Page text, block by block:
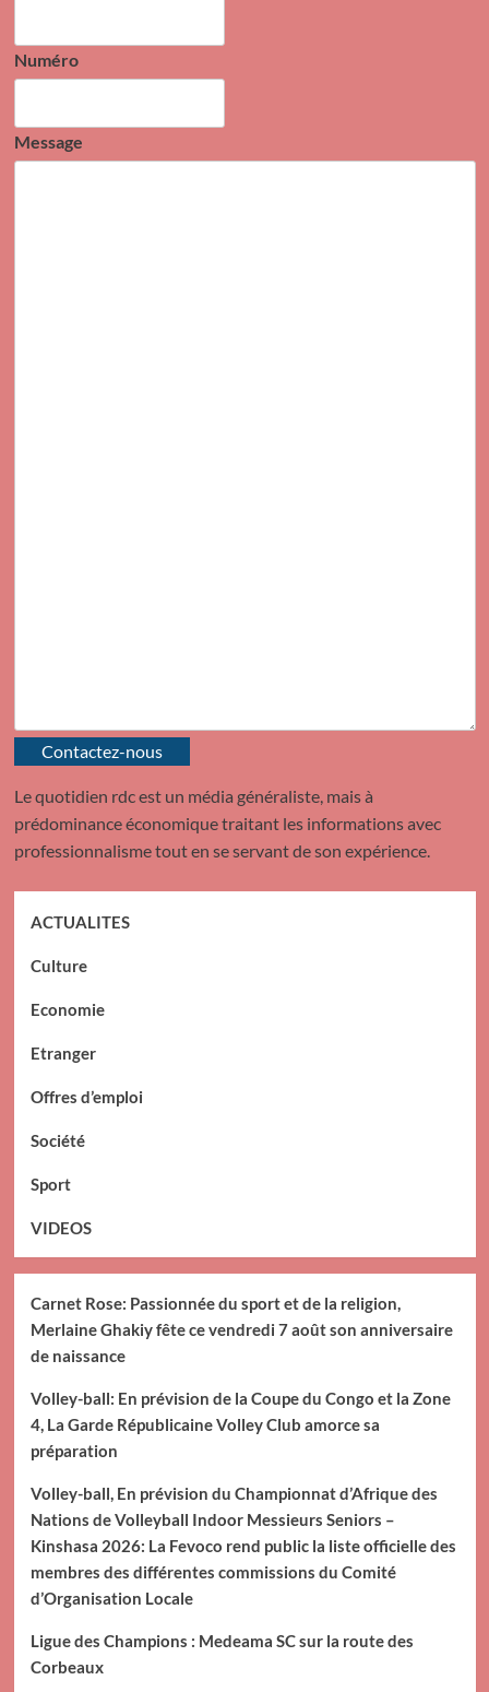
Numéro
Message
Contactez-nous
Le quotidien rdc est un média généraliste, mais à
prédominance économique traitant les informations avec
professionnalisme tout en se servant de son expérience.
ACTUALITES
Culture
Economie
Etranger
Offres d’emploi
Société
Sport
VIDEOS
Carnet Rose: Passionnée du sport et de la religion,
Merlaine Ghakiy fête ce vendredi 7 août son anniversaire
de naissance
Volley-ball: En prévision de la Coupe du Congo et la Zone
4, La Garde Républicaine Volley Club amorce sa
préparation
Volley-ball, En prévision du Championnat d’Afrique des
Nations de Volleyball Indoor Messieurs Seniors –
Kinshasa 2026: La Fevoco rend public la liste officielle des
membres des différentes commissions du Comité
d’Organisation Locale
Ligue des Champions : Medeama SC sur la route des
Corbeaux